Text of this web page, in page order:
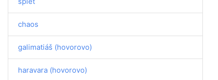
chaos
galimatiáš (hovorovo)
haravara (hovorovo)